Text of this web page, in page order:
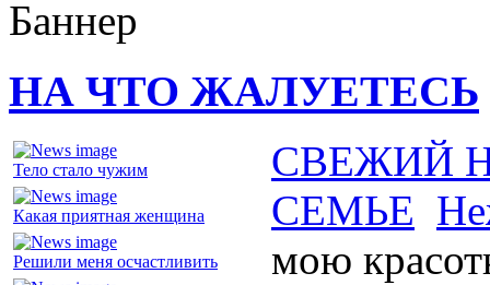
НА ЧТО ЖАЛУЕТЕСЬ
Тело стало чужим
Какая приятная женщина
Решили меня осчастливить
СВЕЖИЙ
СЕМЬЕ
мою